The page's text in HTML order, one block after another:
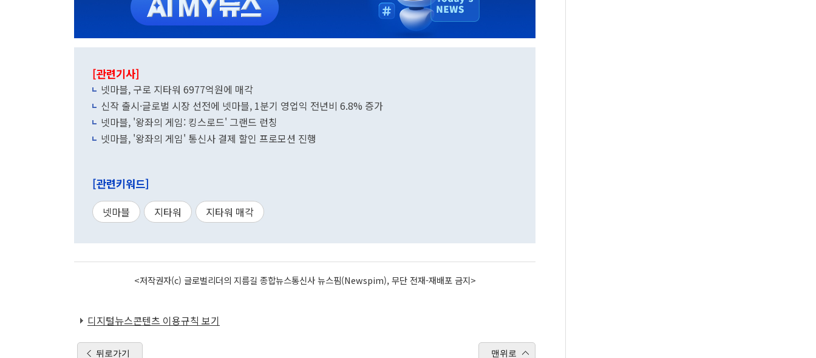
[관련기사]
넷마블, 구로 지타워 6977억원에 매각
신작 출시·글로벌 시장 선전에 넷마블, 1분기 영업익 전년비 6.8% 증가
넷마블, '왕좌의 게임: 킹스로드' 그랜드 런칭
넷마블, '왕좌의 게임' 통신사 결제 할인 프로모션 진행
[관련키워드]
넷마블 지타워 지타워 매각
<저작권자(c) 글로벌리더의 지름길 종합뉴스통신사 뉴스핌(Newspim), 무단 전재-재배포 금지>
디지털뉴스콘텐츠 이용규칙 보기
뒤로가기 맨위로